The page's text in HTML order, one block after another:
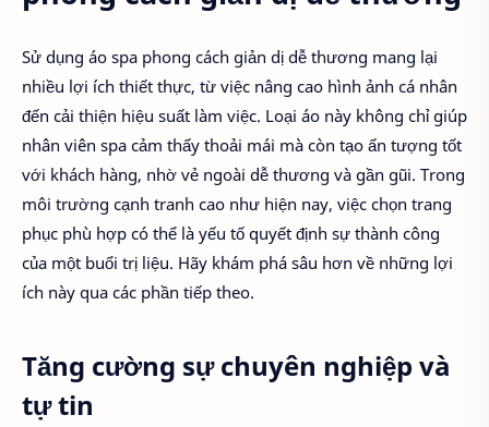
Sử dụng áo spa phong cách giản dị dễ thương mang lại
nhiều lợi ích thiết thực, từ việc nâng cao hình ảnh cá nhân
đến cải thiện hiệu suất làm việc. Loại áo này không chỉ giúp
nhân viên spa cảm thấy thoải mái mà còn tạo ấn tượng tốt
với khách hàng, nhờ vẻ ngoài dễ thương và gần gũi. Trong
môi trường cạnh tranh cao như hiện nay, việc chọn trang
phục phù hợp có thể là yếu tố quyết định sự thành công
của một buổi trị liệu. Hãy khám phá sâu hơn về những lợi
ích này qua các phần tiếp theo.
Tăng cường sự chuyên nghiệp và
tự tin